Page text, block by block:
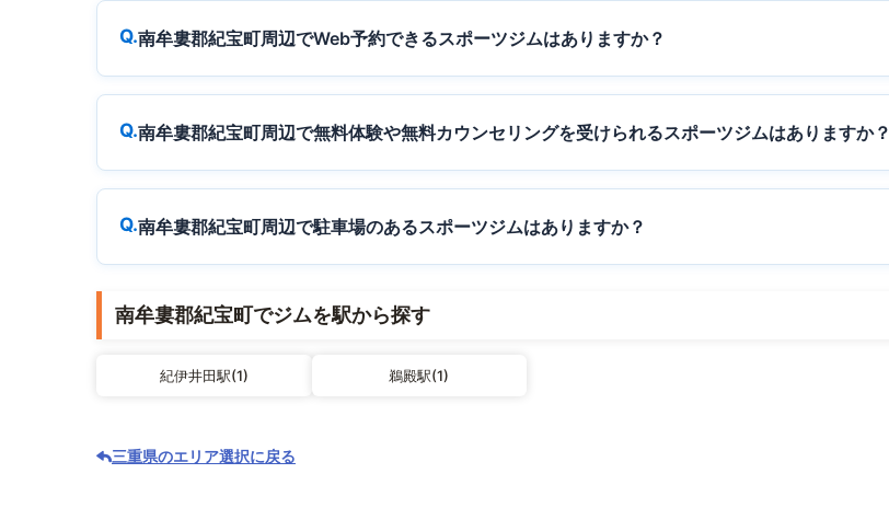
南牟婁郡紀宝町周辺でWeb予約できるスポーツジムはありますか？
南牟婁郡紀宝町周辺で無料体験や無料カウンセリングを受けられるスポーツジムはありますか？
南牟婁郡紀宝町周辺で駐車場のあるスポーツジムはありますか？
南牟婁郡紀宝町でジムを駅から探す
紀伊井田駅(1) 鵜殿駅(1)
三重県のエリア選択に戻る